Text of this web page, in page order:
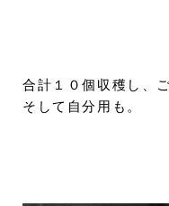
合計１０個収穫し、
そして自分用も。